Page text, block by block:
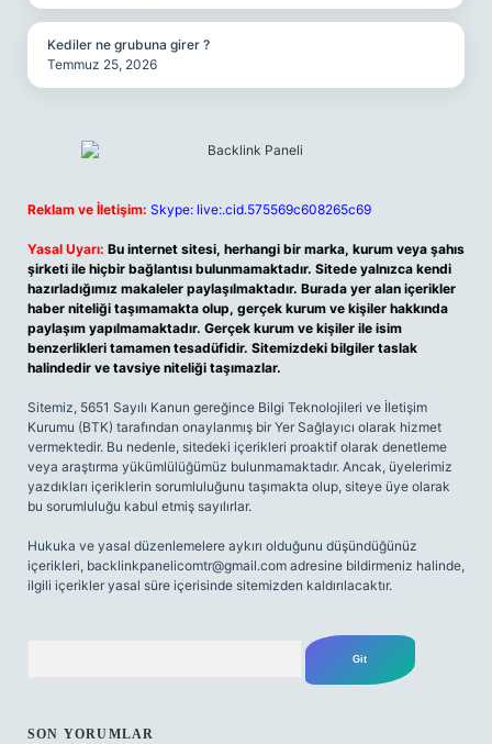
Kediler ne grubuna girer ?
Temmuz 25, 2026
Reklam ve İletişim: Skype: live:.cid.575569c608265c69
Yasal Uyarı: Bu internet sitesi, herhangi bir marka, kurum veya şahıs
şirketi ile hiçbir bağlantısı bulunmamaktadır. Sitede yalnızca kendi
hazırladığımız makaleler paylaşılmaktadır. Burada yer alan içerikler
haber niteliği taşımamakta olup, gerçek kurum ve kişiler hakkında
paylaşım yapılmamaktadır. Gerçek kurum ve kişiler ile isim
benzerlikleri tamamen tesadüfidir. Sitemizdeki bilgiler taslak
halindedir ve tavsiye niteliği taşımazlar.
Sitemiz, 5651 Sayılı Kanun gereğince Bilgi Teknolojileri ve İletişim
Kurumu (BTK) tarafından onaylanmış bir Yer Sağlayıcı olarak hizmet
vermektedir. Bu nedenle, sitedeki içerikleri proaktif olarak denetleme
veya araştırma yükümlülüğümüz bulunmamaktadır. Ancak, üyelerimiz
yazdıkları içeriklerin sorumluluğunu taşımakta olup, siteye üye olarak
bu sorumluluğu kabul etmiş sayılırlar.
Hukuka ve yasal düzenlemelere aykırı olduğunu düşündüğünüz
içerikleri, backlinkpanelicomtr@gmail.com adresine bildirmeniz halinde,
ilgili içerikler yasal süre içerisinde sitemizden kaldırılacaktır.
SON YORUMLAR